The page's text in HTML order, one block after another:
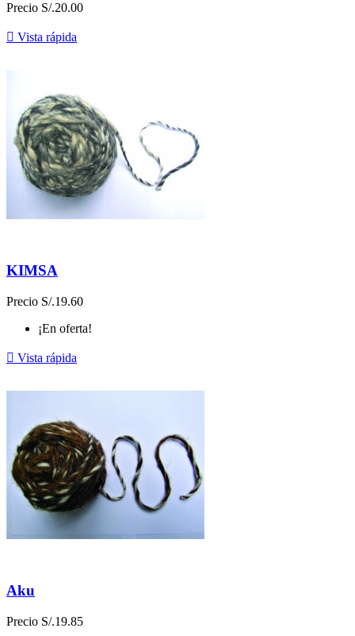
Precio S/.20.00
 Vista rápida
KIMSA
Precio S/.19.60
¡En oferta!
 Vista rápida
Aku
Precio S/.19.85